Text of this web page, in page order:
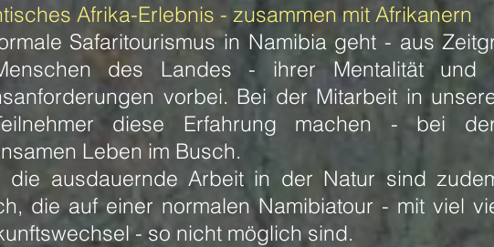
Afrika-Erlebnis - zusammen mit Afrikanern
Safaritourismus in Namibia geht - aus
des Landes - ihrer Mentalität und
vorbei. Bei der Mitarbeit in
diese Erfahrung machen - bei
Leben im Busch.
die ausdauernde Arbeit in der Natur sind
die auf einer normalen Namibiatour - mit viel
- so nicht möglich sind.